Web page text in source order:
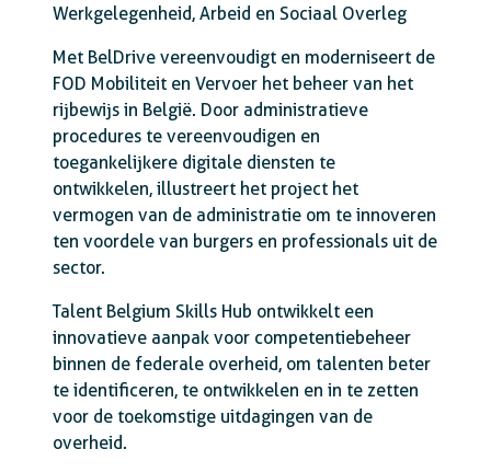
Werkgelegenheid, Arbeid en Sociaal Overleg
Met BelDrive vereenvoudigt en moderniseert de
FOD Mobiliteit en Vervoer het beheer van het
rijbewijs in België. Door administratieve
procedures te vereenvoudigen en
toegankelijkere digitale diensten te
ontwikkelen, illustreert het project het
vermogen van de administratie om te innoveren
ten voordele van burgers en professionals uit de
sector.
Talent Belgium Skills Hub ontwikkelt een
innovatieve aanpak voor competentiebeheer
binnen de federale overheid, om talenten beter
te identificeren, te ontwikkelen en in te zetten
voor de toekomstige uitdagingen van de
overheid.